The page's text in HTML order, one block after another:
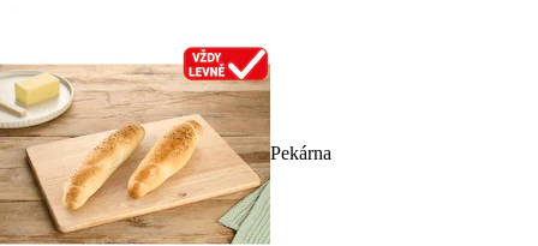
Pekárna